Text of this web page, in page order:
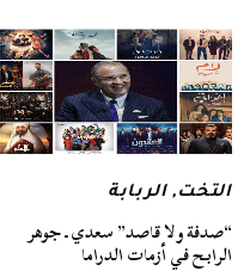
التخت,الربابة
“صدفة ولا قاصد” سعدي ـ جوهر
الرابح في أزمات الدراما